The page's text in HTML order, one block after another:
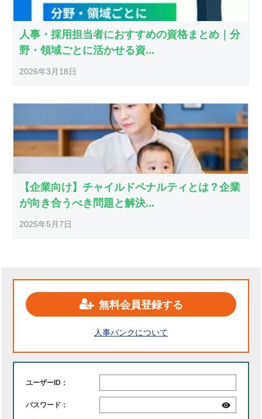
人事・採用担当者におすすめの資格まとめ｜分
野・領域ごとに活かせる資...
2026年3月18日
【企業向け】チャイルドペナルティとは？企業
が向き合うべき問題と解決...
2025年5月7日
無料会員登録する
人事バンクについて
ユーザーID：
パスワード：